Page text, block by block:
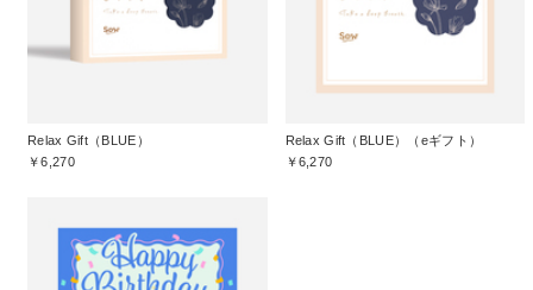
Relax Gift（BLUE）
￥6,270
Relax Gift（BLUE）（eギフト）
￥6,270